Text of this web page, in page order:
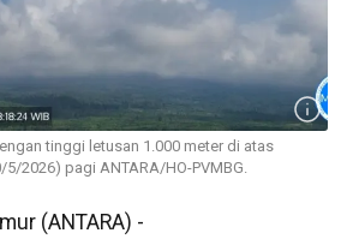
tinggi letusan 1.000 meter di atas
2026) pagi ANTARA/HO-PVMBG.
(ANTARA) -